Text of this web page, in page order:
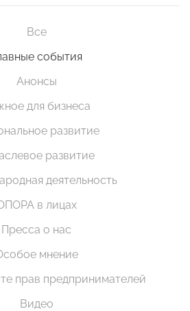
Все
события
Анонсы
для бизнеса
развитие
развитие
деятельность
в лицах
Пресса о нас
мнение
прав предпринимателей
Видео